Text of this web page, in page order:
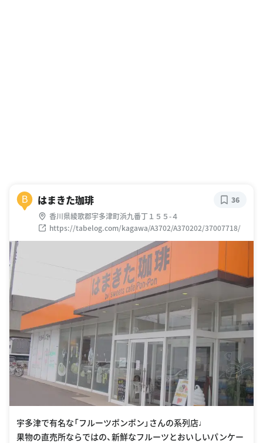
B はまきた珈琲
香川県綾歌郡宇多津町浜九番丁１５５-４
https://tabelog.com/kagawa/A3702/A370202/37007718/
36
宇多津で有名な「フルーツポンポン」さんの系列店♩
果物の直売所ならではの、新鮮なフルーツとおいしいパンケー